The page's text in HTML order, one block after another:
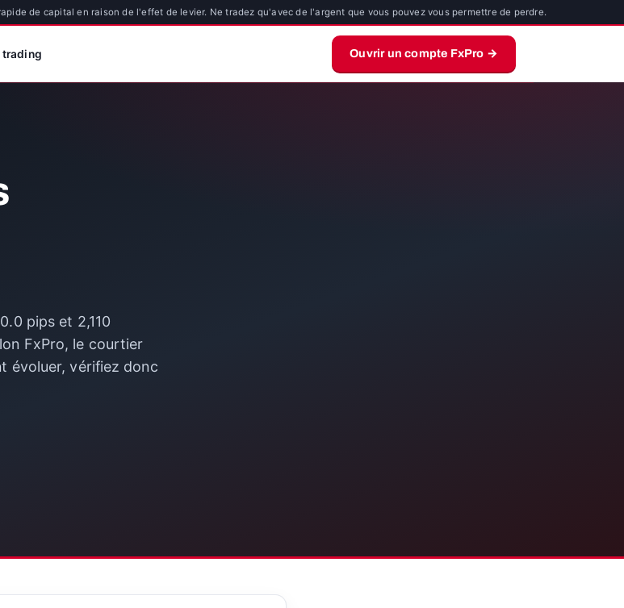
de capital en raison de l'effet de levier. Ne tradez qu'avec de l'argent que vous pouvez vous permettre de perdre.
trading Ouvrir un compte FxPro →
pips et 2,110
FxPro, le courtier
évoluer, vérifiez donc